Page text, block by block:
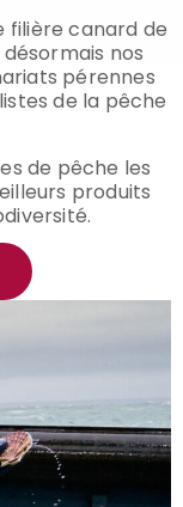
filière canard de
désormais nos
pérennes
de la pêche
de pêche les
produits